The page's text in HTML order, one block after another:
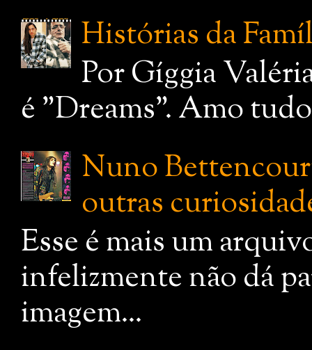
Histórias da
Por Gíggia
é "Dreams". Amo
Nuno
outras
Esse é mais um
infelizmente não dá
imagem...